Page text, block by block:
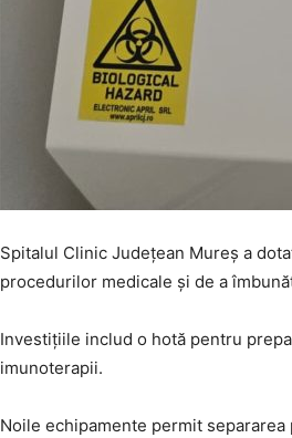
Spitalul Clinic Județean Mureș a
procedurilor medicale și de a
Investițiile includ o hotă pentru
imunoterapii.
Noile echipamente permit